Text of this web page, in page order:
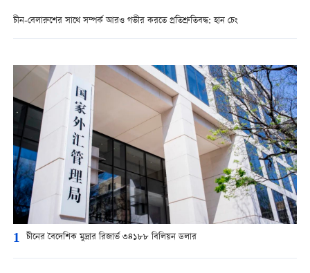
চীন-বেলারুশের সাথে সম্পর্ক আরও গভীর করতে প্রতিশ্রুতিবদ্ধ: হান চেং
1 চীনের বৈদেশিক মুদ্রার রিজার্ভ ৩৪১৮৮ বিলিয়ন ডলার